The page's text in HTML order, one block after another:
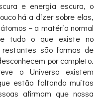
e energia escura, o
há a dizer sobre elas,
– a matéria normal
tudo o que existe no
restantes são formas de
por completo.
o Universo existem
estão faltando muitas
afirmam que nossa